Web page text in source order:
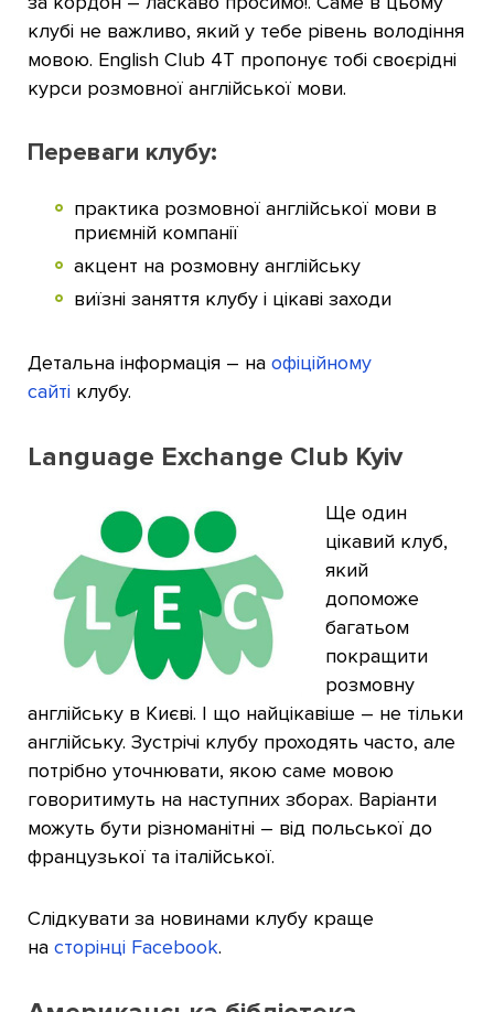
клубі не важливо, який у тебе рівень володіння
мовою. English Club 4T пропонує тобі своєрідні
курси розмовної англійської мови.
Переваги клубу:
практика розмовної англійської мови в
приємній компанії
акцент на розмовну англійську
виїзні заняття клубу і цікаві заходи
Детальна інформація – на офіційному
сайті клубу.
Language Exchange Club Kyiv
Ще один
цікавий клуб,
який
допоможе
багатьом
покращити
розмовну
англійську в Києві. І що найцікавіше – не тільки
англійську. Зустрічі клубу проходять часто, але
потрібно уточнювати, якою саме мовою
говоритимуть на наступних зборах. Варіанти
можуть бути різноманітні – від польської до
французької та італійської.
Слідкувати за новинами клубу краще
на сторінці Facebook.